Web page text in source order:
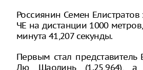
Россиянин Семен
ЧЕ на дистанции 1000 метров,
минута 41,207 секунды.
Первым стал
Лю Шаолинь (1.25,964),